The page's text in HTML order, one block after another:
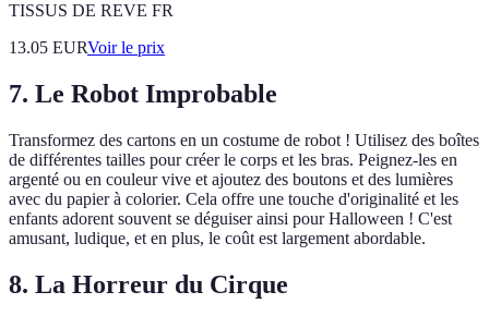
TISSUS DE REVE FR
13.05 EURVoir le prix
7. Le Robot Improbable
Transformez des cartons en un costume de robot ! Utilisez des boîtes
de différentes tailles pour créer le corps et les bras. Peignez-les en
argenté ou en couleur vive et ajoutez des boutons et des lumières
avec du papier à colorier. Cela offre une touche d'originalité et les
enfants adorent souvent se déguiser ainsi pour Halloween ! C'est
amusant, ludique, et en plus, le coût est largement abordable.
8. La Horreur du Cirque